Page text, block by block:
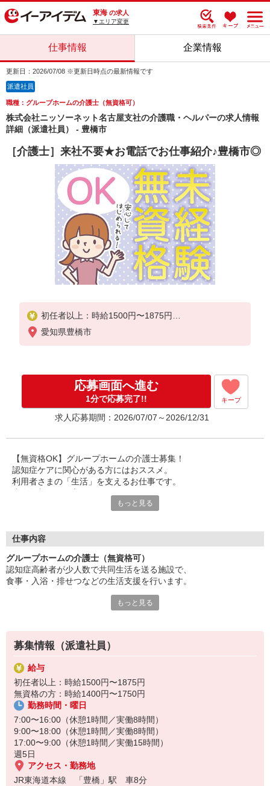
東海 の求人
▼エリア変更
仕事情報 企業情報
更新日：2026/07/08 ※更新日時点の最新情報です
派遣社員
職種：グループホームの介護士（無資格可）
株式会社ニッソーネット名古屋支社の介護職・ヘルパーの求人情報
詳細（派遣社員） - 豊橋市
［介護士］来社不要★お電話でお仕事紹介♪豊橋市◎
初任者以上：時給1500円〜1875円
無資格の方：時給1400円〜1750円
愛知県豊橋市
応募画面へ進む
1分で応募完了!! キープ
求人応募期間：2026/07/07～2026/12/31
【無資格OK】グループホームの介護士募集！
認知症ケアに関心がある方にはおススメ。
利用者さまの「生活」を支えるお仕事です。
利用者さまの生活全般のサポート。
資格取得も積極的に支援いたします。
働く意欲があれば資格は不問！
温かいチームの一員になりませんか？
人柄重視の採用を行っています。
もっと見る
仕事内容
グループホームの介護士（無資格可）
認知症高齢者が少人数で共同生活を送る施設で、
食事・入浴・排せつなどの生活支援を行います。
認知症ケアの理解やコミュニケーション力が重要です◎
人柄や思いやりが重視されます♪
もっと見る
募集情報（派遣社員）
給与
初任者以上：時給1500円〜1875円
無資格の方：時給1400円〜1750円
勤務時間・曜日
7:00〜16:00（休憩1時間／実働8時間）
9:00〜18:00（休憩1時間／実働8時間）
17:00〜9:00（休憩1時間／実働15時間）
週5日
アクセス・勤務地
JR東海道本線 「豊橋」駅 車8分